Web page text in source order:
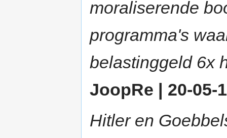
moraliserende
programma's
belastinggeld 6x
JoopRe | 20-05-
Hitler en